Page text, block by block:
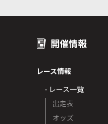
開催情報
レース情報
- レース一覧
出走表
オッズ